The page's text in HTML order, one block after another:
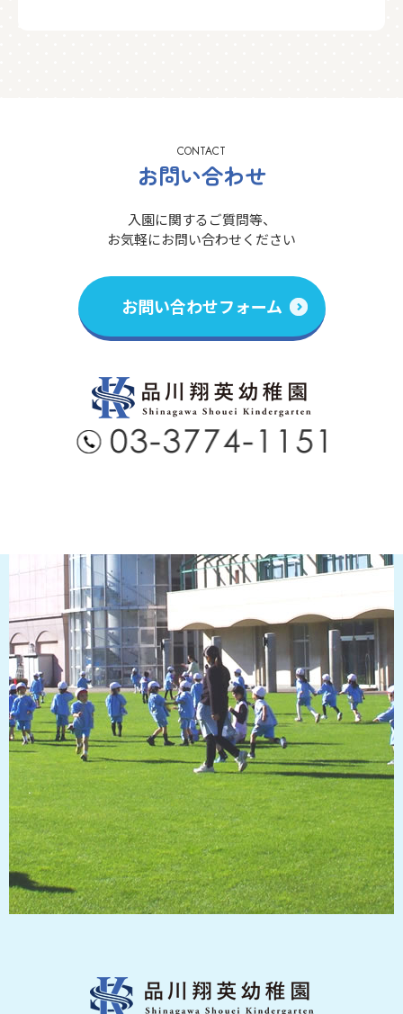
CONTACT
お問い合わせ
入園に関するご質問等、
お気軽にお問い合わせください
お問い合わせフォーム